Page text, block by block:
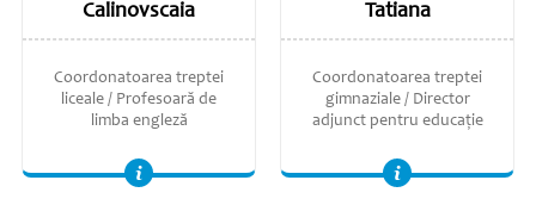
Calinovscaia
Coordonatoarea treptei
liceale / Profesoară de
limba engleză
Tatiana
Coordonatoarea treptei
gimnaziale / Director
adjunct pentru educație